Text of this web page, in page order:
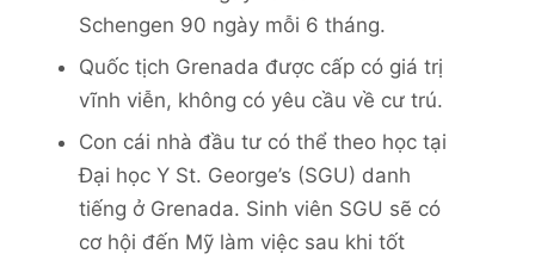
Schengen 90 ngày mỗi 6 tháng.
Quốc tịch Grenada được cấp có giá trị
vĩnh viễn, không có yêu cầu về cư trú.
Con cái nhà đầu tư có thể theo học tại
Đại học Y St. George’s (SGU) danh
tiếng ở Grenada. Sinh viên SGU sẽ có
cơ hội đến Mỹ làm việc sau khi tốt